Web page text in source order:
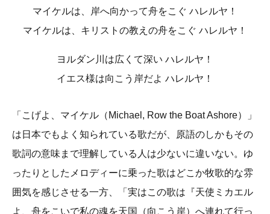
マイケルは、岸へ向かって舟をこぐ ハレルヤ！
マイケルは、キリストの教えの舟をこぐ ハレルヤ！
ヨルダン川は広くて深い ハレルヤ！
イエス様は向こう岸だよ ハレルヤ！
「こげよ、マイケル（Michael, Row the Boat Ashore）」
は日本でもよく知られている歌だが、原語のしかもその
歌詞の意味まで理解している人は少ないに違いない。ゆ
ったりとしたメロディーに乗った歌はどこか牧歌的な雰
囲気を感じさせる一方、「実はこの歌は『天使ミカエル
よ、舟をこいで私の魂を天国（向こう岸）へ連れて行っ